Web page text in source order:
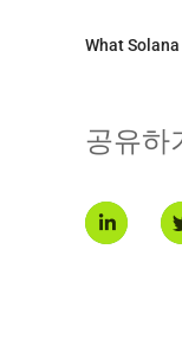
What
공유하